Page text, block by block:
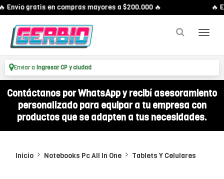
Envío gratis en compras mayores a $200.000 🔥 🔥
Enviar a Ingresar CP y ciudad
Contáctanos por WhatsApp y recibí asesoramiento
personalizado para equipar a tu empresa con
productos que se adapten a tus necesidades.
Inicio Notebooks Pc All In One Tablets Y Celulares